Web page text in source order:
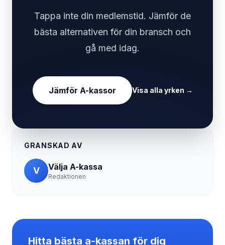
Tappa inte din medlemstid. Jämför de
bästa alternativen för din bransch och
gå med idag.
Jämför A-kassor Visa alla yrken →
GRANSKAD AV
V Välja A-kassa
Redaktionen
Hitta bästa a-kassan för dig